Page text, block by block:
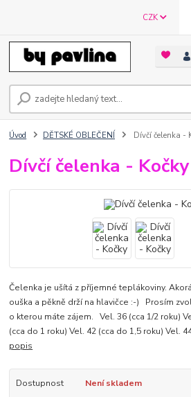
CZK
Úvod DĚTSKÉ OBLEČENÍ Dívčí čelenka -
Dívčí čelenka - Kočky
Čelenka je ušítá z příjemné teplákoviny.
ouška a pěkně drží na hlavičce :-) Prosím
o kterou máte zájem. Vel. 36 (cca 1/2 roku)
(cca do 1 roku) Vel. 42 (cca do 1,5 roku) Vel.
popis
Dostupnost
Není skladem